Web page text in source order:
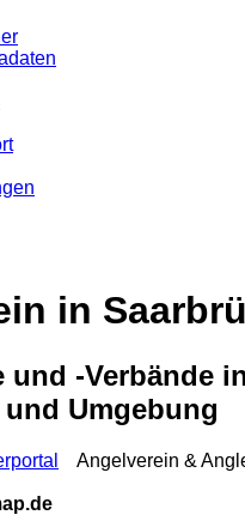
in
und -Verbände
Umgebung
Angelverein &